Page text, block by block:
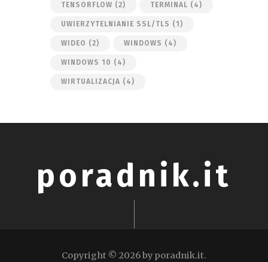
TENSORFLOW (2) TERMINAL (4)
UWIERZYTELNIANIE SSL/TLS (1)
WIDEO (2) WINDOWS (4)
WINDOWS 10 (4)
WIRTUALIZACJA (4)
poradnik.it
Copyright © 2026 by poradnik.it.